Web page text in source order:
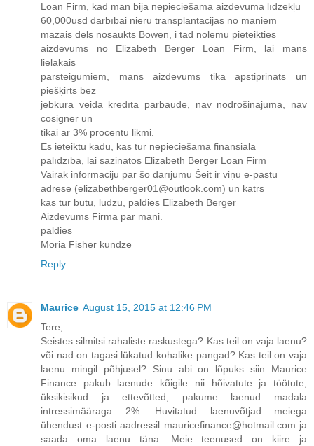
Loan Firm, kad man bija nepieciešama aizdevuma līdzekļu
60,000usd darbībai nieru transplantācijas no maniem
mazais dēls nosaukts Bowen, i tad nolēmu pieteikties
aizdevums no Elizabeth Berger Loan Firm, lai mans
lielākais
pārsteigumiem, mans aizdevums tika apstiprināts un
piešķirts bez
jebkura veida kredīta pārbaude, nav nodrošinājuma, nav
cosigner un
tikai ar 3% procentu likmi.
Es ieteiktu kādu, kas tur nepieciešama finansiāla
palīdzība, lai sazinātos Elizabeth Berger Loan Firm
Vairāk informāciju par šo darījumu Šeit ir viņu e-pastu
adrese (elizabethberger01@outlook.com) un katrs
kas tur būtu, lūdzu, paldies Elizabeth Berger
Aizdevums Firma par mani.
paldies
Moria Fisher kundze
Reply
Maurice August 15, 2015 at 12:46 PM
Tere,
Seistes silmitsi rahaliste raskustega? Kas teil on vaja laenu?
või nad on tagasi lükatud kohalike pangad? Kas teil on vaja
laenu mingil põhjusel? Sinu abi on lõpuks siin Maurice
Finance pakub laenude kõigile nii hõivatute ja töötute,
üksikisikud ja ettevõtted, pakume laenud madala
intressimääraga 2%. Huvitatud laenuvõtjad meiega
ühendust e-posti aadressil mauricefinance@hotmail.com ja
saada oma laenu täna. Meie teenused on kiire ja